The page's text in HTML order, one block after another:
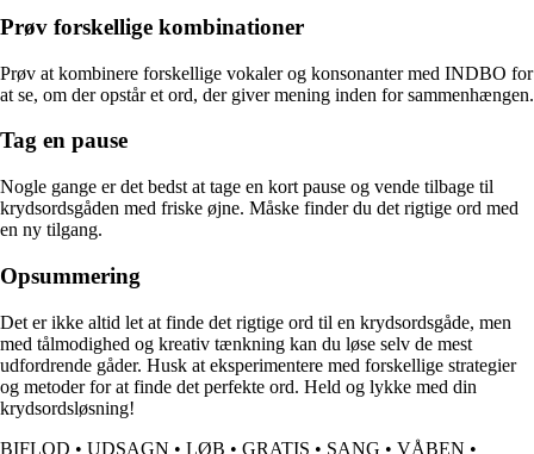
Prøv forskellige kombinationer
Prøv at kombinere forskellige vokaler og konsonanter med INDBO for
at se, om der opstår et ord, der giver mening inden for sammenhængen.
Tag en pause
Nogle gange er det bedst at tage en kort pause og vende tilbage til
krydsordsgåden med friske øjne. Måske finder du det rigtige ord med
en ny tilgang.
Opsummering
Det er ikke altid let at finde det rigtige ord til en krydsordsgåde, men
med tålmodighed og kreativ tænkning kan du løse selv de mest
udfordrende gåder. Husk at eksperimentere med forskellige strategier
og metoder for at finde det perfekte ord. Held og lykke med din
krydsordsløsning!
BIFLOD • UDSAGN • LØB • GRATIS • SANG • VÅBEN •